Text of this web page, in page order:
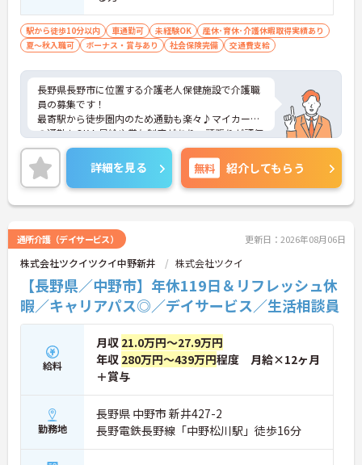
駅から徒歩10分以内 車通勤可 未経験OK
産休･育休･介護休暇取得実績あり
夏～秋入職可
ボーナス・賞与あり 社会保険完備 交通費支給
長野県長野市に位置する介護老人保健施設で介護職
員の募集です！
最寄駅から徒歩圏内のため通勤も楽々♪マイカーで
の通勤もOK！昇給や賞与制度があり、頑張りが評価
されてしっかりと還元されます。さらに各種手当も
あるのは嬉しいポイントです◎フォロー体制もあ
り、経験に関わらず安心してスタートできます。
こちらの求人にご興味がございましたら面接のポイ
ントもお伝えしますので是非ご応募お待ちしており
詳細を見る 無料 紹介してもらう
通所介護（デイサービス） 更新日：2026年08月06日
株式会社ツクイツクイ中野新井 株式会社ツクイ
【長野県／中野市】年休119日＆リフレッシュ休
暇／キャリアパス◎／デイサービス／生活相談員
給料
月収 21.0万円～27.9万円
年収 280万円～439万円程度 月給×12ヶ月
＋賞与
勤務地
長野県 中野市 新井427-2
長野電鉄長野線「中野松川駅」徒歩16分